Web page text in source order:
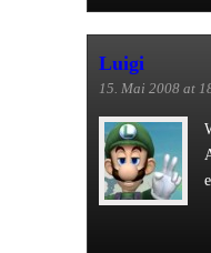
Luigi
15. Mai 2008 at